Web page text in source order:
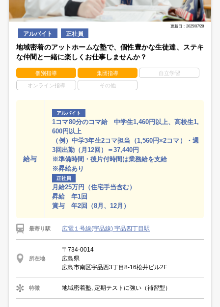
更新日：2025/07/28
アルバイト 正社員
地域密着のアットホームな塾で、個性豊かな生徒達、ステキ
な仲間と一緒に楽しくお仕事しませんか？
個別指導 集団指導 自立学習
オンライン指導 その他
給与
アルバイト
1コマ80分のコマ給 中学生1,460円以上、高校生1,
600円以上
（例）中学3年生2コマ担当（1,560円×2コマ）・週
3回出勤（月12回）＝37,440円
※準備時間・後片付時間は業務給を支給
※昇給あり
正社員
月給25万円（住宅手当含む）
昇給 年1回
賞与 年2回（8月、12月）
最寄り駅 広電１号線(宇品線) 宇品四丁目駅
所在地
〒734-0014
広島県
広島市南区宇品西3丁目8-16松井ビル2F
特徴 地域密着塾, 定期テストに強い（補習型）